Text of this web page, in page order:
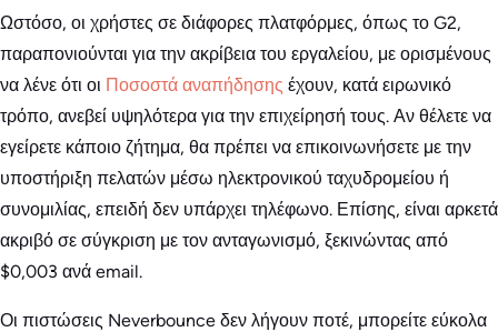
Ωστόσο, οι χρήστες σε διάφορες πλατφόρμες, όπως το G2,
παραπονιούνται για την ακρίβεια του εργαλείου, με ορισμένους
να λένε ότι οι Ποσοστά αναπήδησης έχουν, κατά ειρωνικό
τρόπο, ανεβεί υψηλότερα για την επιχείρησή τους. Αν θέλετε να
εγείρετε κάποιο ζήτημα, θα πρέπει να επικοινωνήσετε με την
υποστήριξη πελατών μέσω ηλεκτρονικού ταχυδρομείου ή
συνομιλίας, επειδή δεν υπάρχει τηλέφωνο. Επίσης, είναι αρκετά
ακριβό σε σύγκριση με τον ανταγωνισμό, ξεκινώντας από
$0,003 ανά email.
Οι πιστώσεις Neverbounce δεν λήγουν ποτέ, μπορείτε εύκολα